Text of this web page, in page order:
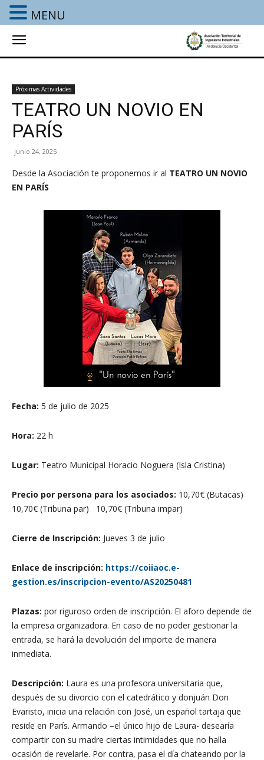
Próximas Actividades
TEATRO UN NOVIO EN
PARÍS
junio 24, 2025
Desde la Asociación te proponemos ir al TEATRO UN NOVIO
EN PARÍS
Fecha: 5 de julio de 2025
Hora: 22 h
Lugar: Teatro Municipal Horacio Noguera (Isla Cristina)
Precio por persona para los asociados: 10,70€ (Butacas)
10,70€ (Tribuna par) 10,70€ (Tribuna impar)
Cierre de Inscripción: Jueves 3 de julio
Enlace de inscripción: https://coiiaoc.e-
gestion.es/inscripcion-evento/AS20250481
Plazas: por riguroso orden de inscripción. El aforo depende de
la empresa organizadora. En caso de no poder gestionar la
entrada, se hará la devolución del importe de manera
inmediata.
Descripción: Laura es una profesora universitaria que,
después de su divorcio con el catedrático y donjuán Don
Evaristo, inicia una relación con José, un español tartaja que
reside en París. Armando –el único hijo de Laura- desearía
compartir con su madre ciertas intimidades que no halla
ocasión de revelarle. Por contra, pasa el día chateando por la
MENU